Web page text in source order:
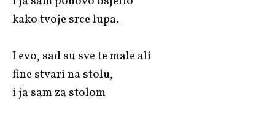
kako tvoje srce lupa.
I evo, sad su sve te male ali
fine stvari na stolu,
i ja sam za stolom